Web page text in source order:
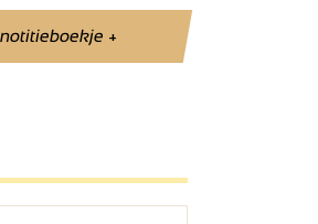
notitieboekje+